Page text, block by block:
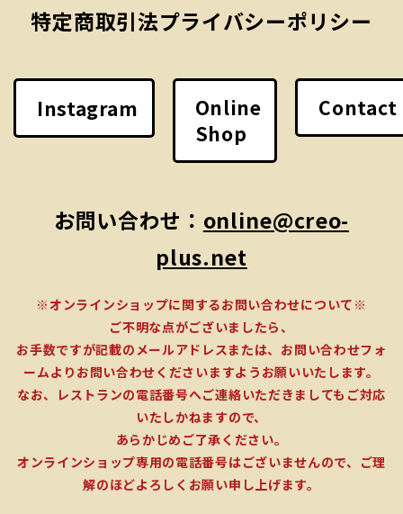
特定商取引法プライバシーポリシー
Instagram
Online
Shop
Contact
お問い合わせ： online@creo-
plus.net
※オンラインショップに関するお問い合わせについて※
ご不明な点がございましたら、
お手数ですが記載のメールアドレスまたは、お問い合わせフォ
ームよりお問い合わせくださいますようお願いいたします。
なお、レストランの電話番号へご連絡いただきましてもご対応
いたしかねますので、
あらかじめご了承ください。
オンラインショップ専用の電話番号はございませんので、ご理
解のほどよろしくお願い申し上げます。